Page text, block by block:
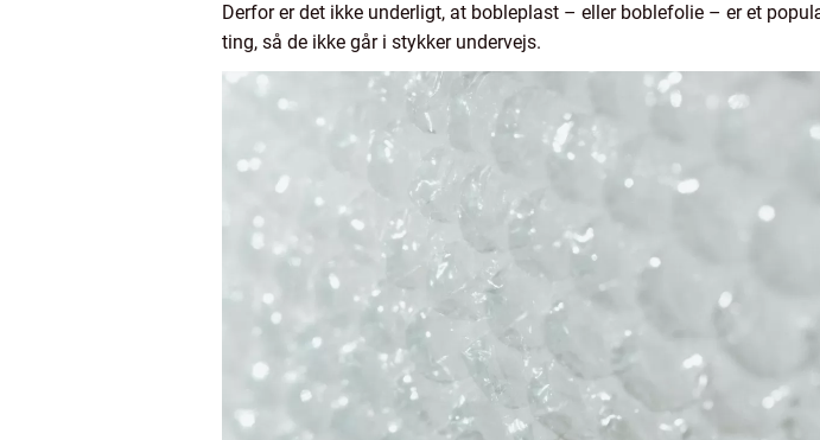
Derfor er det ikke underligt, at bobleplast – eller boblefolie – er et
ting, så de ikke går i stykker undervejs.